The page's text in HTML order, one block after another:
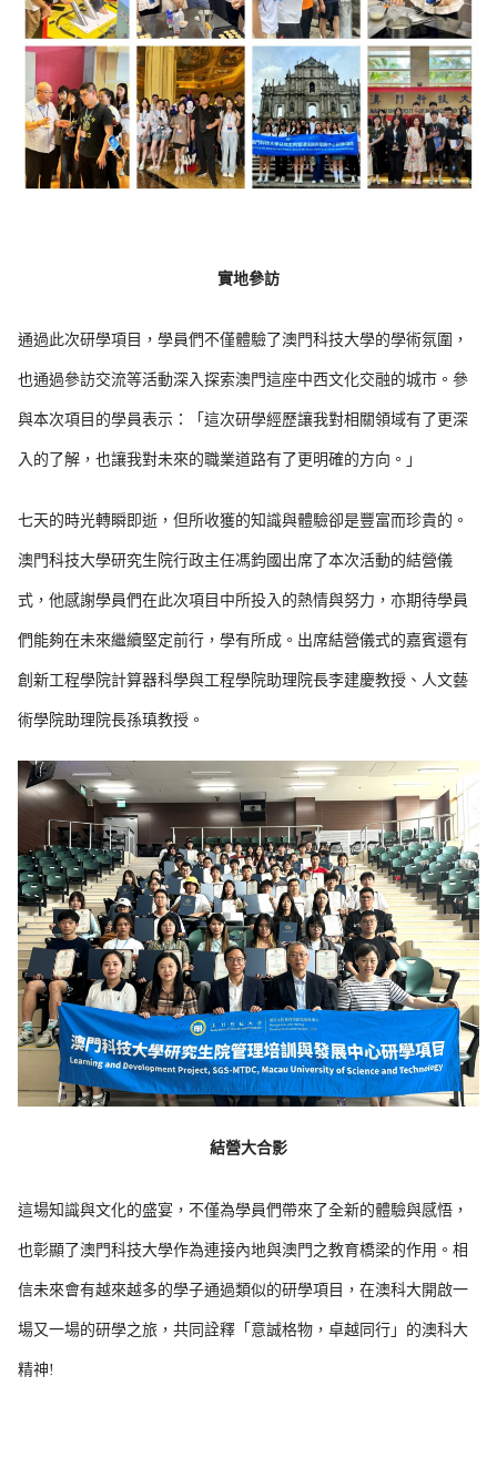
實地參訪
通過此次研學項目，學員們不僅體驗了澳門科技大學的學術氛圍，
也通過參訪交流等活動深入探索澳門這座中西文化交融的城市。參
與本次項目的學員表示：「這次研學經歷讓我對相關領域有了更深
入的了解，也讓我對未來的職業道路有了更明確的方向。」
七天的時光轉瞬即逝，但所收獲的知識與體驗卻是豐富而珍貴的。
澳門科技大學研究生院行政主任馮鈞國出席了本次活動的結營儀
式，他感謝學員們在此次項目中所投入的熱情與努力，亦期待學員
們能夠在未來繼續堅定前行，學有所成。出席結營儀式的嘉賓還有
創新工程學院計算器科學與工程學院助理院長李建慶教授、人文藝
術學院助理院長孫瑱教授。
結營大合影
這場知識與文化的盛宴，不僅為學員們帶來了全新的體驗與感悟，
也彰顯了澳門科技大學作為連接內地與澳門之教育橋梁的作用。相
信未來會有越來越多的學子通過類似的研學項目，在澳科大開啟一
場又一場的研學之旅，共同詮釋「意誠格物，卓越同行」的澳科大
精神!